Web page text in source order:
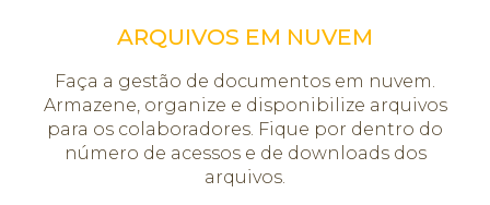
ARQUIVOS EM NUVEM
Faça a gestão de documentos em nuvem.
Armazene, organize e disponibilize arquivos
para os colaboradores. Fique por dentro do
número de acessos e de downloads dos
arquivos.